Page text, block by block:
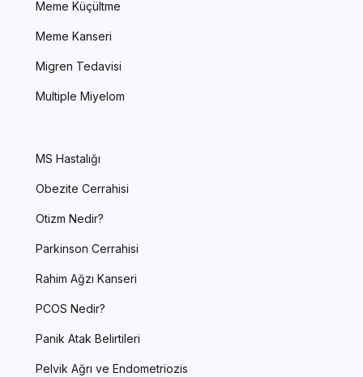
Meme Küçültme
Meme Kanseri
Migren Tedavisi
Multiple Miyelom
MS Hastalığı
Obezite Cerrahisi
Otizm Nedir?
Parkinson Cerrahisi
Rahim Ağzı Kanseri
PCOS Nedir?
Panik Atak Belirtileri
Pelvik Ağrı ve Endometriozis